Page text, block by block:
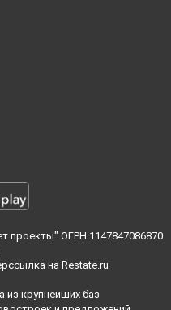
проекты" ОГРН 1147847086870
на Restate.ru
из крупнейших баз